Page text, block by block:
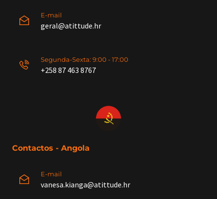
E-mail
geral@atittude.hr
Segunda-Sexta: 9:00 - 17:00
+258 87 463 8767
Contactos - Angola
E-mail
vanesa.kianga@atittude.hr